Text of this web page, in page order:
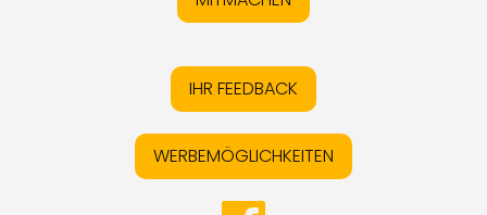
IHR FEEDBACK
WERBEMÖGLICHKEITEN